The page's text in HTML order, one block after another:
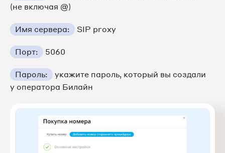
(не включая @)
Имя сервера: SIP proxy
Порт: 5060
Пароль:
укажите пароль, который вы создали
у оператора Билайн